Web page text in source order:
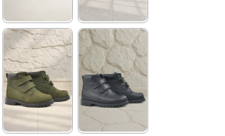
★ ★ ★ ★ ★
2.259,90 ₺
3.879,90 ₺
%42İndirim
Ücretsiz
Kargo
★ ★ ★ ★
2.259,90 ₺
3.879,90 ₺
%42İndirim
Ücretsiz
Kargo